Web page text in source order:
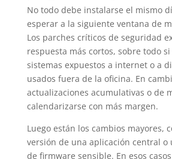
No todo debe instalarse el mismo
esperar a la siguiente ventana de
Los parches críticos de seguridad
respuesta más cortos, sobre todo
sistemas expuestos a internet o a
usados fuera de la oficina. En
actualizaciones acumulativas o de
calendarizarse con más margen.
Luego están los cambios mayores,
versión de una aplicación central o
de firmware sensible. En esos